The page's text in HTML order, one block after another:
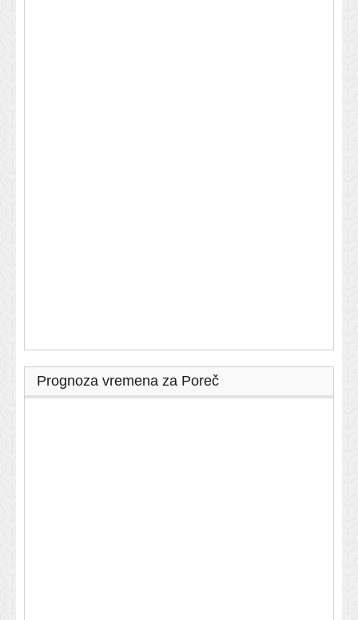
Prognoza vremena za Poreč